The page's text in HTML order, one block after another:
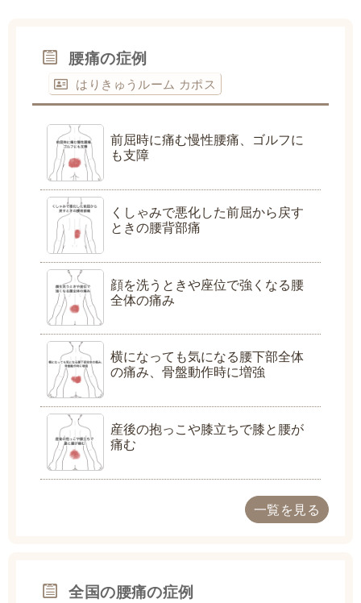
腰痛の症例
はりきゅうルーム カポス
前屈時に痛む慢性腰痛、ゴルフに
も支障
くしゃみで悪化した前屈から戻す
ときの腰背部痛
顔を洗うときや座位で強くなる腰
全体の痛み
横になっても気になる腰下部全体
の痛み、骨盤動作時に増強
産後の抱っこや膝立ちで膝と腰が
痛む
一覧を見る
全国の腰痛の症例